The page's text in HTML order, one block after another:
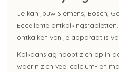
Je kan jouw Siemens, Bosch,
Eccellente
ontkalken van je apparaat is
Kalkaanslag hoopt zich op in
waarin zich veel calcium- en